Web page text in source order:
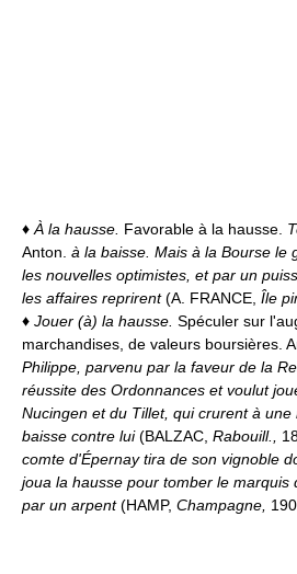
♦À la hausse. Favorable à la hausse.
Anton. à la baisse. Mais à la Bourse le
les nouvelles optimistes, et par un
les affaires reprirent(A. FRANCE, Île
♦ Jouer (à) la hausse. Spéculer sur
marchandises, de valeurs boursières.
Philippe, parvenu par la faveur de la
réussite des Ordonnances et voulut
Nucingen et du Tillet, qui crurent à
baisse contre lui(BALZAC, Rabouill.,
comte d'Épernay tira de son vignoble
joua la hausse pour tomber le marquis
par un arpent(HAMP, Champagne,